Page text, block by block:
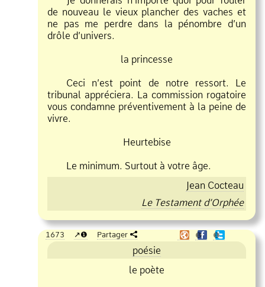
de nouveau le vieux plancher des vaches et
ne pas me perdre dans la pénombre d’un
drôle d’univers.
la princesse
Ceci n’est point de notre ressort. Le
tribunal appréciera. La commission rogatoire
vous condamne préventivement à la peine de
vivre.
Heurtebise
Le minimum. Surtout à votre âge.
Jean Cocteau
Le Testament d’Orphée
1673 ❶ Partager ❶ ❶
poésie
le poète